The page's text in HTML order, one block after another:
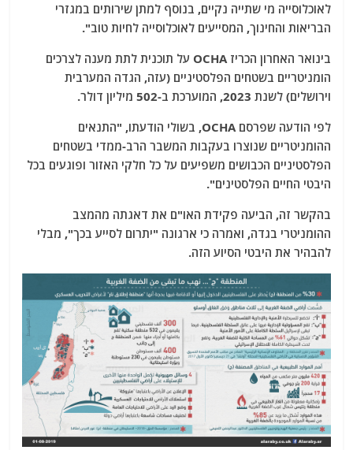
לאוכלוסייה מי שתייה נקיים, בנוסף למתן שירותים במגזרי
הבריאות והחינוך, המסייעים לאוכלוסייה לחיות טוב".
בינואר האחרון הכריז OCHA על תוכנית לתת מענה לצרכים
הומניטריים בשטחים הפלסטיניים (עזה, הגדה המערבית
וירושלים) לשנת 2023, המוערכת ב-502 מיליון דולר.
לפי הודעה שפרסם OCHA, בשולי הודעתו, "התנאים
ההומניטריים שנוצרו בעקבות המשבר הרב-ממדי בשטחים
הפלסטיניים הכבושים משפיעים על כל חלקי האזור ופוגעים בכל
היבטי החיים הפלסטינים".
בהקשר זה, הביעה פקידת האו"ם את דאגתה מהמצב
ההומניטרי בגדה, ואמרה כי ארגונה "יתרום לסייע בכך", מבלי
להבהיר את היבטי הסיוע הזה.